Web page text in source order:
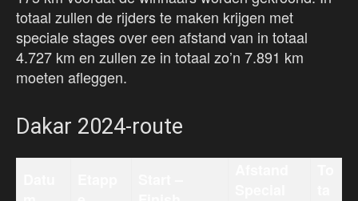
totaal zullen de rijders te maken krijgen met
speciale stages over een afstand van in totaal
4.727 km en zullen ze in totaal zo’n 7.891 km
moeten afleggen.
Dakar 2024-route